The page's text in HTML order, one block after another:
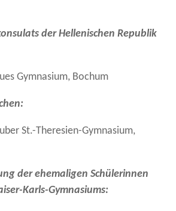
der Hellenischen Republik
Gymnasium, Bochum
St.-Theresien-Gymnasium,
der ehemaligen Schülerinnen
Karls-Gymnasiums: